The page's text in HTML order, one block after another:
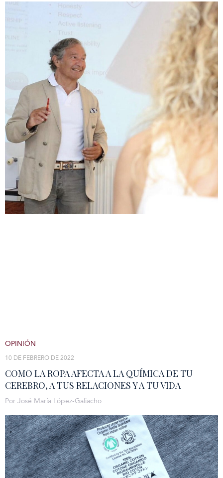
COMO LA ROPA AFECTA A LA QUÍMICA DE TU
CEREBRO, A TUS RELACIONES Y A TU VIDA
10 DE FEBRERO DE 2022
OPINIÓN
Por José María López-Galiacho